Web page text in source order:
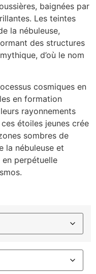
baignées par
Les teintes
la nébuleuse,
des structures
d’où le nom
cosmiques en
en formation
rayonnements
étoiles jeunes crée
sombres de
la nébuleuse et
en perpétuelle